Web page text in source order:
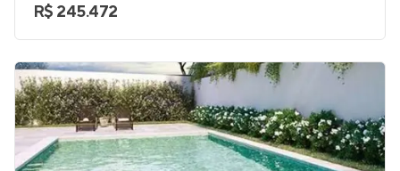
R$ 245.472